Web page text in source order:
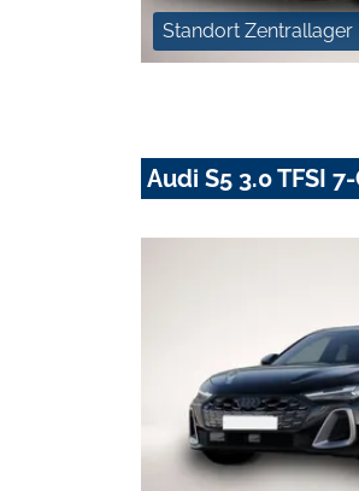
Standort Zentrallager
Audi S5 3.0 TFSI